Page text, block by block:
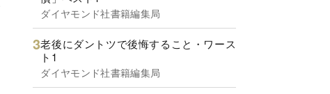
ダイヤモンド社書籍編集局
老後にダントツで後悔すること・ワース
ト1
ダイヤモンド社書籍編集局